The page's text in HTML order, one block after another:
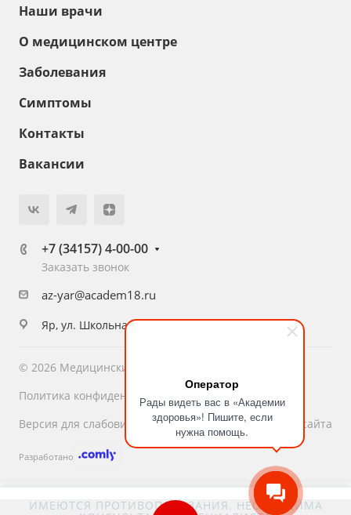
Оператор
Рады видеть вас в «Академии
здоровья»! Пишите, если
нужна помощь.
Наши врачи
О медицинском центре
Заболевания
Симптомы
Контакты
Вакансии
+7 (34157) 4-00-00
Заказать звонок
az-yar@academ18.ru
Яр, ул. Школьная, 10
© 2026 Медицинский центр «Академия Здоровья»
Политика конфиденциальности
Версия для слабовидящих
Карта сайта
Разработано
ИМЕЮТСЯ ПРОТИВОПОКАЗАНИЯ. НЕОБХОДИМА